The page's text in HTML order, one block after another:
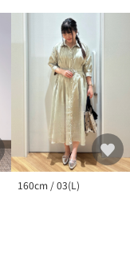
160cm / 03(L)